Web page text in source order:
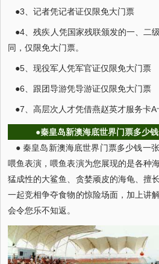
●3、记者凭记者证仅限免大门票
●4、残疾人凭国家残联颁发的一、二
同，仅限免大门票。
●5、现役军人凭军官证仅限免大门票
●6、跟团导游凭导游证仅限免大门票
●7、高层次人才凭借燕赵英才服务卡A
●秦皇岛新澳海底世界门票多少
● 秦皇岛新澳海底世界门票多少钱一
喂鱼表演，喂鱼表演为您展现的是各种
猛成性的大鲨鱼、贪婪顽皮的海龟、擅
一起竞相争夺食物的惊险场面，加上讲
会令您乐不知返。